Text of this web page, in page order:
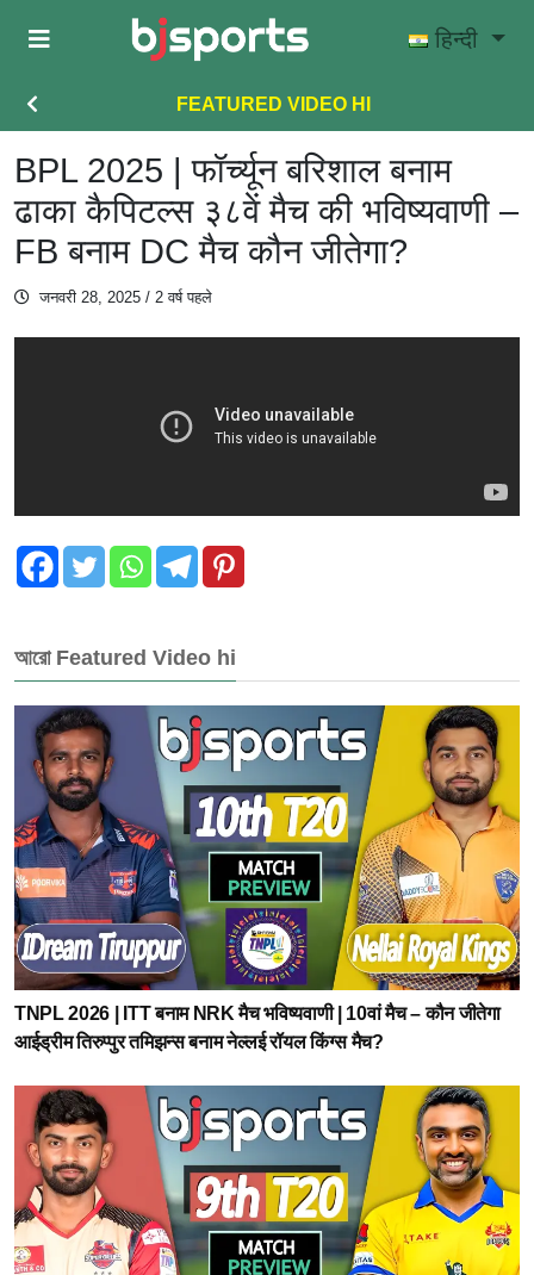
Skip to main content
हिन्दी
FEATURED VIDEO HI
BPL 2025 | फॉर्च्यून बरिशाल बनाम
ढाका कैपिटल्स ३८वें मैच की भविष्यवाणी –
FB बनाम DC मैच कौन जीतेगा?
जनवरी 28, 2025 / 2 वर्ष पहले
আরো Featured Video hi
TNPL 2026 | ITT बनाम NRK मैच भविष्यवाणी | 10वां मैच – कौन जीतेगा
आईड्रीम तिरुप्पुर तमिझन्स बनाम नेल्लई रॉयल किंग्स मैच?